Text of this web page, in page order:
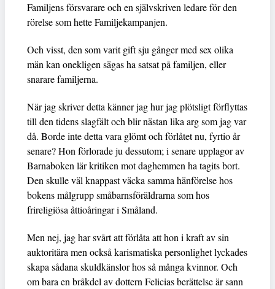
Familjens försvarare och en självskriven ledare för den
rörelse som hette Familjekampanjen.
Och visst, den som varit gift sju gånger med sex olika
män kan onekligen sägas ha satsat på familjen, eller
snarare familjerna.
När jag skriver detta känner jag hur jag plötsligt förflyttas
till den tidens slagfält och blir nästan lika arg som jag var
då. Borde inte detta vara glömt och förlåtet nu, fyrtio år
senare? Hon förlorade ju dessutom; i senare upplagor av
Barnaboken lär kritiken mot daghemmen ha tagits bort.
Den skulle väl knappast väcka samma hänförelse hos
bokens målgrupp småbarnsföräldrarna som hos
frireligiösa åttioåringar i Småland.
Men nej, jag har svårt att förlåta att hon i kraft av sin
auktoritära men också karismatiska personlighet lyckades
skapa sådana skuldkänslor hos så många kvinnor. Och
om bara en bråkdel av dottern Felicias berättelse är sann